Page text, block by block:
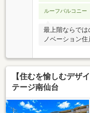
ルーフバルコニー
最上階ならでは
ノベーション
リノベーショ
れます。約13.7
屋、お子様の
族のライフス
ト飼育も相談で
でともに徒歩
【住むを愉しむデ
テージ南仙台